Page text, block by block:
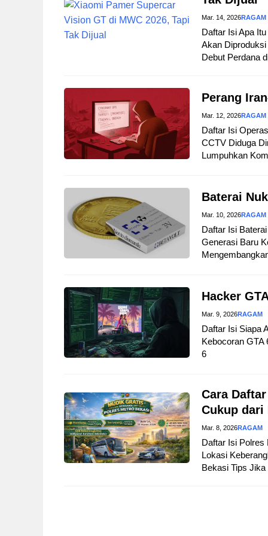
Mar. 14, 2026RAGAM
Daftar Isi Apa
Akan
Debut Perdana
Perang
Mar. 12, 2026RAGAM
Daftar Isi
CCTV Diduga
Lumpuhkan
Baterai
Mar. 10, 2026RAGAM
Daftar Isi
Generasi Baru
Hacker
Mar. 9, 2026RAGAM
Daftar Isi Siapa
Kebocoran GTA
6
Cara
Cukup dari
Mar. 8, 2026RAGAM
Daftar Isi Polres
Lokasi
Bekasi Tips Jika